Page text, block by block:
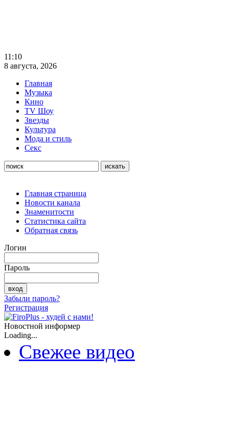
11:10
8 августа, 2026
Главная
Музыка
Кино
TV Шоу
Звезды
Культура
Мода и стиль
Секс
Главная страница
Новости канала
Знаменитости
Статистика сайта
Обратная связь
Логин
Пароль
Забыли пароль?
Регистрация
Новостной информер
Loading...
Свежее видео